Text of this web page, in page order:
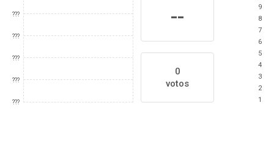
???
???
???
???
???
--
0
votos
9
8
7
6
5
4
3
2
1